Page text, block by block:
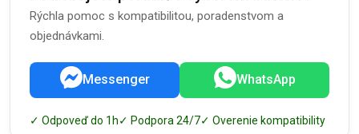
Rýchla pomoc s kompatibilitou, poradenstvom a
objednávkami.
Messenger WhatsApp
✓ Odpoveď do 1h✓ Podpora 24/7✓ Overenie kompatibility